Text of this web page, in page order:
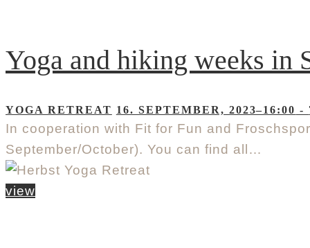
Yoga and hiking weeks in
YOGA RETREAT 16. SEPTEMBER, 2023–16:00 -
In cooperation with Fit for Fun and
September/October). You can find all…
view